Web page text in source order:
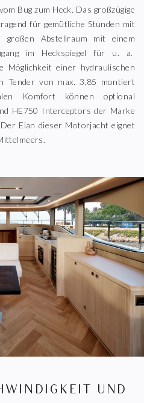
Bug zum Heck. Das großzügige
für gemütliche Stunden mit
Abstellraum mit einem
im Heckspiegel für u. a.
Möglichkeit einer hydraulischen
Tender von max. 3,85 montiert
Komfort können optional
HE750 Interceptors der Marke
Elan dieser Motorjacht eignet
UND